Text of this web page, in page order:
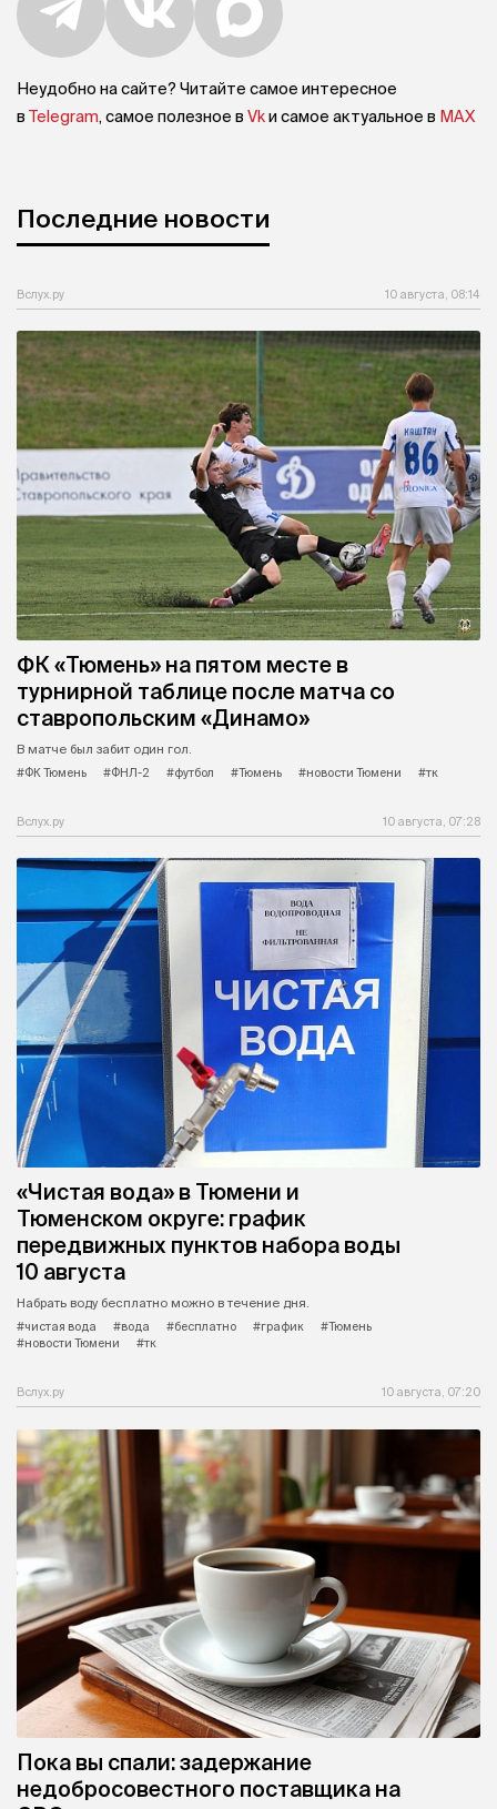
Неудобно на сайте? Читайте самое интересное
в Telegram, самое полезное в Vkи самое актуальное в MAX
Последние новости
Вслух.ру 10 августа, 08:14
ФК «Тюмень» на пятом месте в
турнирной таблице после матча со
ставропольским «Динамо»
В матче был забит один гол.
#ФК Тюмень
#ФНЛ-2 #футбол #Тюмень #новости Тюмени #тк
Вслух.ру 10 августа, 07:28
«Чистая вода» в Тюмени и
Тюменском округе: график
передвижных пунктов набора воды
10 августа
Набрать воду бесплатно можно в течение дня.
#чистая вода
#вода #бесплатно #график
#Тюмень
#новости Тюмени
#тк
Вслух.ру 10 августа, 07:20
Пока вы спали: задержание
недобросовестного поставщика на